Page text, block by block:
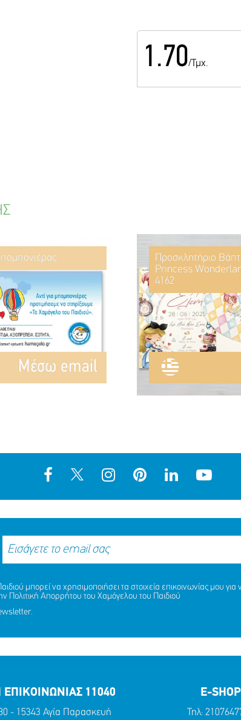
1.70/Τμχ.
Mέσω email
Προσκλητήριο
Princess
4162
μπορεί να χρησιμοποιήσει τα στοιχεία επικοινωνίας μου για
Πολιτική Απορρήτου του Χαμόγελου του Παιδιού
11040
- 15343 Αγία Παρασκευή
E-SHOP
Τηλ: